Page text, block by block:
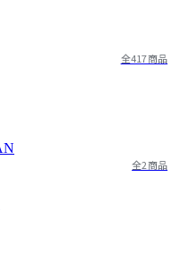
全417商品
全2商品